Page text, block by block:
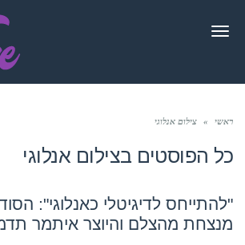
תפריט
ראשי » צילום אנלוגי
כל הפוסטים בצילום אנלוגי
"להתייחס לדיגיטלי כאנלוגי":
מנצחת מהצלם והיוצר איתמר